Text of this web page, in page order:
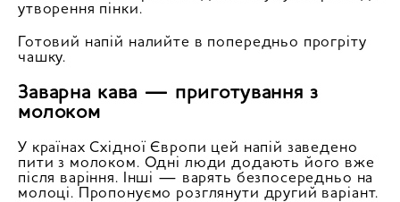
утворення пінки.
Готовий напій налийте в попередньо прогріту
чашку.
Заварна кава — приготування з
молоком
У країнах Східної Європи цей напій заведено
пити з молоком. Одні люди додають його вже
після варіння. Інші — варять безпосередньо на
молоці. Пропонуємо розглянути другий варіант.